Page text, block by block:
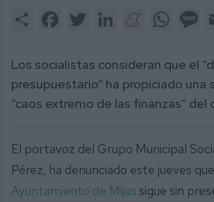
Share FacebookTwitter LinkedInMeneame
Los socialistas consideran que el
presupuestario” ha propiciado una
“caos extremo de las finanzas” del
El portavoz del Grupo Municipal
Pérez, ha denunciado este jueves
Ayuntamiento de Mijas sigue sin